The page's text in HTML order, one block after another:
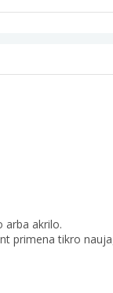
arba akrilo.
primena tikro